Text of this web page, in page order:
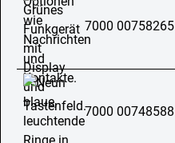
7000 00758265
7000 00748588